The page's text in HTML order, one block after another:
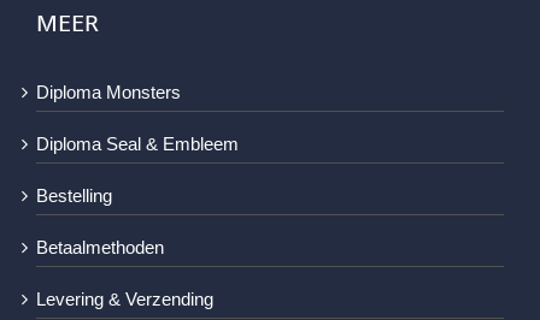
MEER
Diploma Monsters
Diploma Seal & Embleem
Bestelling
Betaalmethoden
Levering & Verzending